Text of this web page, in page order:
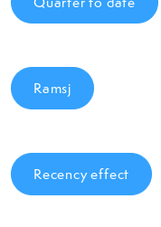
Ramsj
Recency effect